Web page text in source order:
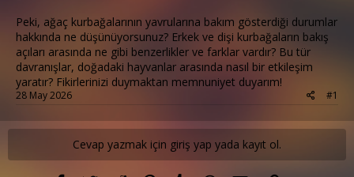
Peki, ağaç kurbağalarının yavrularına bakım gösterdiği durumlar
hakkında ne düşünüyorsunuz? Erkek ve dişi kurbağaların bakış
açıları arasında ne gibi benzerlikler ve farklar vardır? Bu tür
davranışlar, doğadaki hayvanlar arasında nasıl bir etkileşim
yaratır? Fikirlerinizi duymaktan memnuniyet duyarım!
28 May 2026 #1
Cevap yazmak için giriş yap yada kayıt ol.